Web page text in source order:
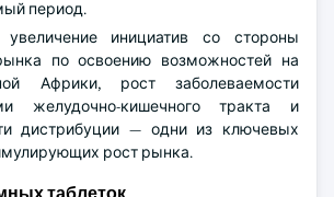
период.
инициатив со стороны
по освоению возможностей на
Африки, рост заболеваемости
желудочно-кишечного тракта и
дистрибуции — одни из ключевых
рост рынка.